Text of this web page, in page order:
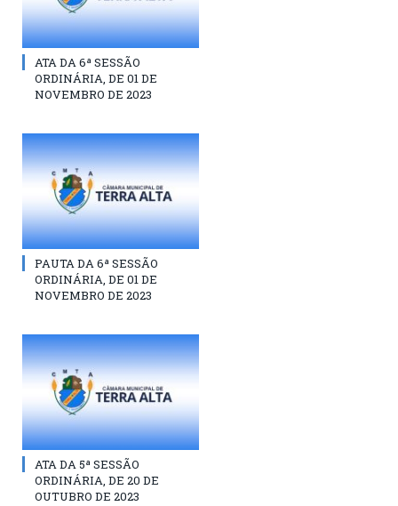
ATA DA 6ª SESSÃO
ORDINÁRIA, DE 01 DE
NOVEMBRO DE 2023
PAUTA DA 6ª SESSÃO
ORDINÁRIA, DE 01 DE
NOVEMBRO DE 2023
ATA DA 5ª SESSÃO
ORDINÁRIA, DE 20 DE
OUTUBRO DE 2023